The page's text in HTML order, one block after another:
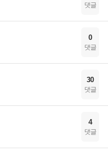
댓글
0
댓글
30
댓글
4
댓글